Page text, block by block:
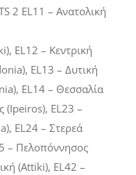
2 EL11 – Ανατολική
), EL12 – Κεντρική
), EL13 – Δυτική
), EL14 – Θεσσαλία
(Ipeiros), EL23 –
), EL24 – Στερεά
– Πελοπόννησος
(Attiki), EL42 –